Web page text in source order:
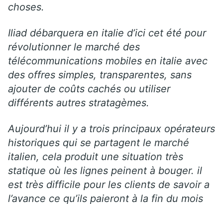
choses.
Iliad débarquera en italie d’ici cet été pour
révolutionner le marché des
télécommunications mobiles en italie avec
des offres simples, transparentes, sans
ajouter de coûts cachés ou utiliser
différents autres stratagèmes.
Aujourd’hui il y a trois principaux opérateurs
historiques qui se partagent le marché
italien, cela produit une situation très
statique où les lignes peinent à bouger. il
est très difficile pour les clients de savoir a
l’avance ce qu’ils paieront à la fin du mois